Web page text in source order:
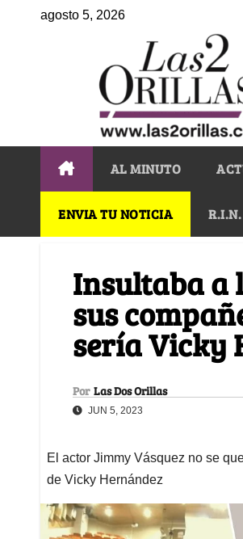
agosto 5, 2026
AL MINUTO
ENVIA TU NOTICIA R.I.N.
Insultaba a
sus
sería Vicky
Por Las Dos Orillas
JUN 5, 2023
El actor Jimmy Vásquez no se
de Vicky Hernández